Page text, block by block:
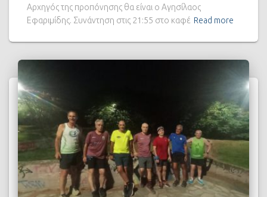
Αρχηγός της προπόνησης θα είναι ο Αγησίλαος
Εφαριμίδης. Συνάντηση στις 21:55 στο καφέ Read more